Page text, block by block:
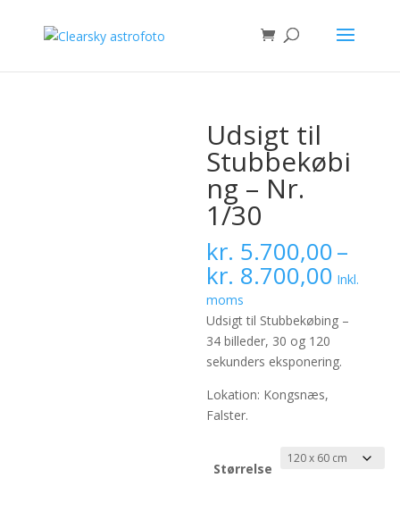
Udsigt til
Stubbekøbi
ng – Nr.
1/30
kr. 5.700,00–
kr. 8.700,00
kr.
til
kr.
Inkl.
moms
Udsigt til Stubbekøbing –
34 billeder, 30 og 120
sekunders eksponering.
Lokation: Kongsnæs,
Falster.
Størrelse